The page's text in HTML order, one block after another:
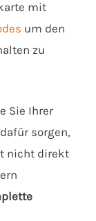
mit
um den
zu
Sie Ihrer
sorgen,
nicht direkt